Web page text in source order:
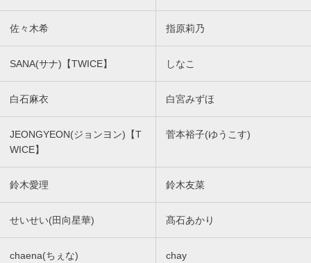
佐々木希 指原莉乃
SANA(サナ)【TWICE】 しなこ
白石麻衣 白宮みずほ
JEONGYEON(ジョンヨン)【T
WICE】
菅本裕子(ゆうこす)
鈴木愛理 鈴木友菜
せいせい(田向星華) 髙石あかり
chaena(ちぇな) chay